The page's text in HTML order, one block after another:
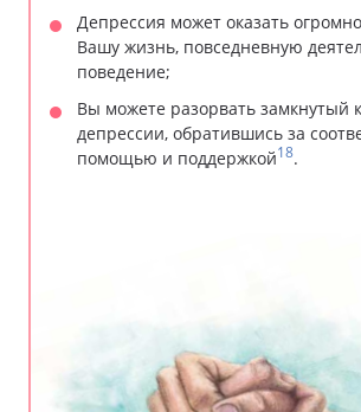
Депрессия может оказать
Вашу жизнь, повседневную
поведение;
Вы можете разорвать замкнутый
депрессии, обратившись за
помощью и поддержкой18.